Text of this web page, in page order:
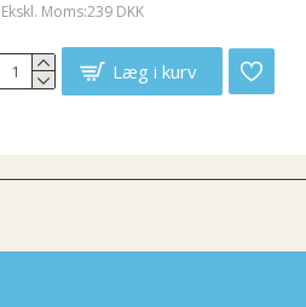
Ekskl. Moms:239 DKK
Læg i kurv